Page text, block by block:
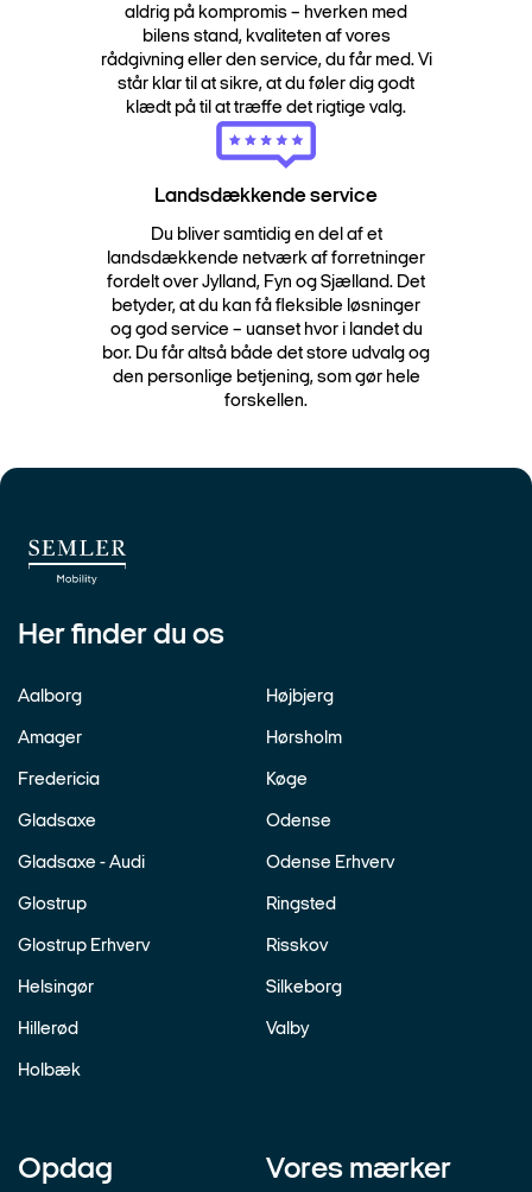
aldrig på kompromis – hverken med
bilens stand, kvaliteten af vores
rådgivning eller den service, du får med. Vi
står klar til at sikre, at du føler dig godt
klædt på til at træffe det rigtige valg.
Landsdækkende service
Du bliver samtidig en del af et
landsdækkende netværk af forretninger
fordelt over Jylland, Fyn og Sjælland. Det
betyder, at du kan få fleksible løsninger
og god service – uanset hvor i landet du
bor. Du får altså både det store udvalg og
den personlige betjening, som gør hele
forskellen.
Her finder du os
Aalborg
Amager
Fredericia
Gladsaxe
Gladsaxe - Audi
Glostrup
Glostrup Erhverv
Helsingør
Hillerød
Holbæk
Højbjerg
Hørsholm
Køge
Odense
Odense Erhverv
Ringsted
Risskov
Silkeborg
Valby
Opdag Vores mærker